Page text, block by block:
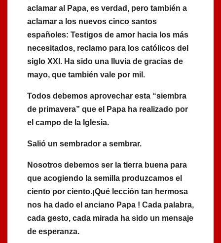
aclamar al Papa, es verdad, pero también a
aclamar a los nuevos cinco santos
españoles: Testigos de amor hacia los más
necesitados, reclamo para los católicos del
siglo XXI. Ha sido una lluvia de gracias de
mayo, que también vale por mil.
Todos debemos aprovechar esta “siembra
de primavera” que el Papa ha realizado por
el campo de la Iglesia.
Salió un sembrador a sembrar.
Nosotros debemos ser la tierra buena para
que acogiendo la semilla produzcamos el
ciento por ciento.¡Qué lección tan hermosa
nos ha dado el anciano Papa ! Cada palabra,
cada gesto, cada mirada ha sido un mensaje
de esperanza.